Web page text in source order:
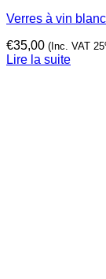
Verres à vin
€35,00 (Inc. VAT
Lire la suite